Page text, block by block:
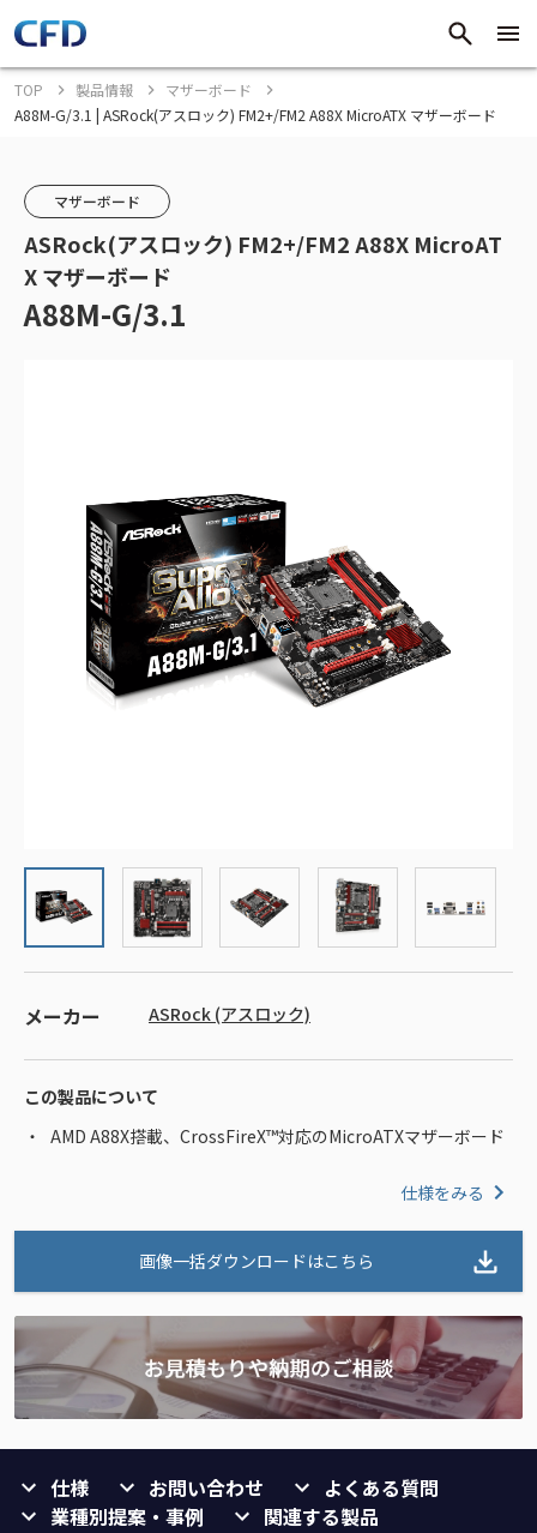
TOP 製品情報
マザーボード
A88M-G/3.1 | ASRock(アスロック) FM2+/FM2 A88X MicroATX マザーボード
マザーボード
ASRock(アスロック) FM2+/FM2 A88X MicroAT
X マザーボード
A88M-G/3.1
メーカー ASRock (アスロック)
この製品について
AMD A88X搭載、CrossFireX™対応のMicroATXマザーボード
仕様をみる
画像一括ダウンロードはこちら
仕様 お問い合わせ
よくある質問
業種別提案・事例
関連する製品